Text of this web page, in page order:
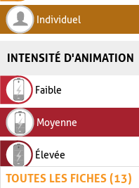
Individuel
INTENSITÉ D'ANIMATION
Faible
Moyenne
Élevée
TOUTES LES FICHES (13)